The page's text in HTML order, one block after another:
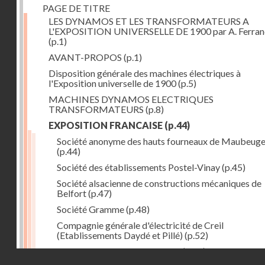
PAGE DE TITRE
LES DYNAMOS ET LES TRANSFORMATEURS A
L'EXPOSITION UNIVERSELLE DE 1900 par A.
(p.1)
AVANT-PROPOS (p.1)
Disposition générale des machines électriques à
l'Exposition universelle de 1900(p.5)
MACHINES DYNAMOS ELECTRIQUES
TRANSFORMATEURS (p.8)
EXPOSITION FRANCAISE (p.44)
Société anonyme des hauts fourneaux de Maubeuge
(p.44)
Société des établissements Postel-Vinay(p.45)
Société alsacienne de constructions mécaniques de
Belfort(p.47)
Société Gramme(p.48)
Compagnie générale d'électricité de Creil
(Etablissements Daydé et Pillé) (p.52)
Compagnie générale de Nancy(p.52)